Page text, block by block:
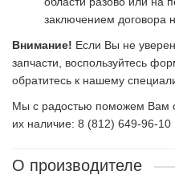
заключением договора
Внимание! Если Вы не
запчасти, воспользуйтесь
обратитесь к нашему
Мы с радостью поможем Вам
их наличие: 8 (812) 649-96-10
О производителе